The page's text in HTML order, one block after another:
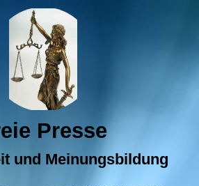
Presse
und Meinungsbildung